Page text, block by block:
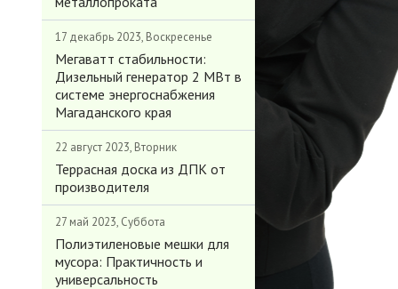
17 декабрь 2023, Воскресенье
Мегаватт стабильности:
Дизельный генератор 2 МВт в
системе энергоснабжения
Магаданского края
22 август 2023, Вторник
Террасная доска из ДПК от
производителя
27 май 2023, Суббота
Полиэтиленовые мешки для
мусора: Практичность и
универсальность